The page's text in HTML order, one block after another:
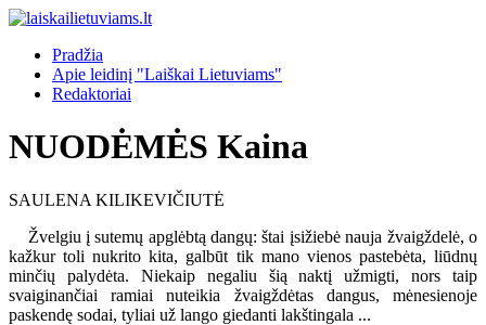
Pradžia
Apie leidinį "Laiškai Lietuviams"
Redaktoriai
NUODĖMĖS Kaina
SAULENA KILIKEVIČIUTĖ
Žvelgiu į sutemų apglėbtą dangų: štai įsižiebė nauja žvaigždelė, o
kažkur toli nukrito kita, galbūt tik mano vienos pastebėta, liūdnų
minčių palydėta. Niekaip negaliu šią naktį užmigti, nors taip
svaiginančiai ramiai nuteikia žvaigždėtas dangus, mėnesienoje
paskendę sodai, tyliai už lango giedanti lakštingala ...